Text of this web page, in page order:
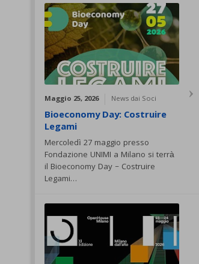
Maggio 25, 2026 News dai Soci
Bioeconomy Day: Costruire
Legami
Mercoledì 27 maggio presso
Fondazione UNIMI a Milano si terrà
il Bioeconomy Day – Costruire
Legami…